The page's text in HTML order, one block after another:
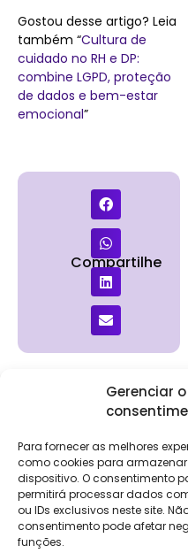
Gerenciar o
Para fornecer as melhores
como cookies para
dispositivo. O consentimento
permitirá processar dados
ou IDs exclusivos neste site.
consentimento pode afetar
funções.
Gostou desse artigo? Leia
também “Cultura de
cuidado no RH e DP:
combine LGPD, proteção
de dados e bem-estar
emocional”
Compartilhe
Institucional
Trabalhe
Conosco
Contato
Relatório de